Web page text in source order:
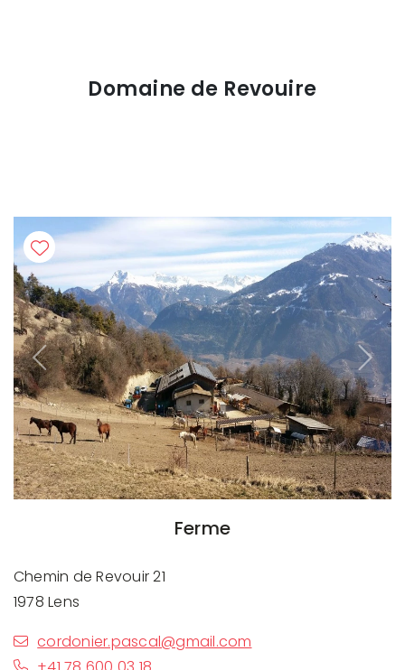
Domaine de Revouire
Previous Next
Ferme
Chemin de Revouir 21
1978 Lens
cordonier.pascal@gmail.com